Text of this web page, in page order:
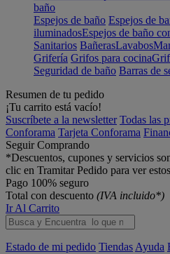
baño
Espejos de baño Espejos de
iluminadosEspejos de baño
Sanitarios BañerasLavabos
Grifería Grifos para cocina
Seguridad de baño Barras de
Resumen de tu pedido
¡Tu carrito está vacío!
Suscríbete a la newsletter Todas las
Conforama Tarjeta Conforama
Seguir Comprando
*Descuentos, cupones y servicios
clic en Tramitar Pedido para ver
Pago 100% seguro
Total con descuento (IVA incluido*)
Ir Al Carrito
Estado de mi pedido Tiendas Ayuda